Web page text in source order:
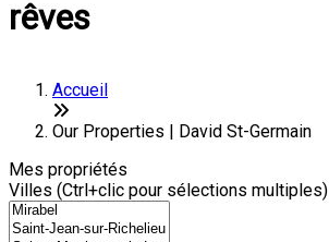
rêves
Accueil
Our Properties | David St-Germain
Mes propriétés
Villes (Ctrl+clic pour sélections multiples)